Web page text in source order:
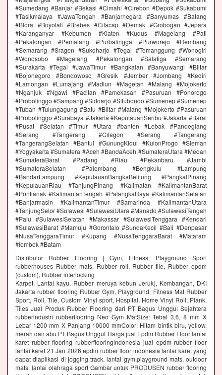
#Sumedang #Banjar #Bekasi #Cimahi #Cirebon #Depok #Sukabumi
#Tasikmalaya #JawaTengah #Banjarnegara #Banyumas #Batang
#Blora #Boyolali #Brebes #Cilacap #Demak #Grobogan #Jepara
#Karanganyar #Kebumen #Klaten #Kudus #Magelang #Pati
#Pekalongan #Pemalang #Purbalingga #Purworejo #Rembang
#Semarang #Sragen #Sukoharjo #Tegal #Temanggung #Wonogiri
#Wonosobo #Magelang #Pekalongan #Salatiga #Semarang
#Surakarta #Tegal #JawaTimur #Bangkalan #Banyuwangi #Blitar
#Bojonegoro #Bondowoso #Gresik #Jember #Jombang #Kediri
#Lamongan #Lumajang #Madiun #Magetan #Malang #Mojokerto
#Nganjuk #Ngawi #Pacitan #Pamekasan #Pasuruan #Ponorogo
#Probolinggo #Sampang #Sidoarjo #Situbondo #Sumenep #Sumenep
#Tuban #Tulungagung #Batu #Blitar #Malang #Mojokerto #Pasuruan
#Probolinggo #Surabaya #Jakarta #KepulauanSeribu #Jakarta #Barat
#Pusat #Selatan #Timur #Utara #banten #Lebak #Pandeglang
#Serang #Tangerang #Cilegon #Serang #Tangerang
#TangerangSelatan #Bantul #GunungKidul #KulonProgo #Sleman
#Yogyakarta #Sumatera #Aceh #BandaAceh #SumateraUtara #Medan
#SumateraBarat #Padang #Riau #Pekanbaru #Jambi
#SumateraSelatan #Palembang #Bengkulu #Lampung
#BandarLampung #KepulauanBangkaBelitung #PangkalPinang
#KepulauanRiau #TanjungPinang #Kalimatan #KalimantanBarat
#Pontianak #KalimantanTengah #PalangkaRaya #KalimantanSelatan
#Banjarmasin #KalimantanTimur #Samarinda #KalimantanUtara
#TanjungSelor #Sulawesi #SulawesiUtara #Manado #SulawesiTengah
#Palu #SulawesiSelatan #Makassar #SulawesiTenggara #Kendari
#SulawesiBarat #Mamuju #Gorontalo #SundaKecil #Bali #Denpasar
#NusaTenggaraTimur #Kupang #NusaTenggaraBarat #Mataram
#lombok #Batam
Distributor Rubber Flooring | Gym, Fitness, Playground Sport
rubberhouses Rubber mats, Rubber roll, Rubber tile, Rubber epdm
(custom), Rubber interlocking
Karpet. Lantai kayu. Rubber meruya kebun Jeruk), Kembangan, DKI
Jakarta rubber flooring Rubber Gym, Playground, Fitness Mat Rubber
Sport, Roll, Tile, Custom Vinyl sport, Hospital, Home Vinyl Roll, Plank,
Tiles Jual Produk Rubber Flooring dari PT Bagus Unggul Sejahtera
rubberindustri rubberflooring Neo Gym MatSize: Tebal 3,6, 8 mm X
Lebar 1200 mm X Panjang 10000 mmColor: Hitam bintik biru, yellow,
merah dan abu.PT Bagus Unggul Harga jual Epdm Rubber Floor lantai
karet rubber flooring rubberflooringindonesia jual epdm rubber floor
lantai karet 21 Jan 2026 epdm rubber floor indonesia lantai karet yang
dapat diaplikasi di jogging track, lantai gym,playground mats, outdoor
mats, lantai olahraga sport Gambar untuk PRODUSEN rubber flooring